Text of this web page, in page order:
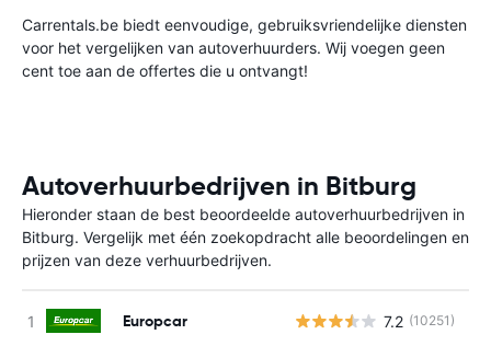
Carrentals.be biedt eenvoudige, gebruiksvriendelijke diensten
voor het vergelijken van autoverhuurders. Wij voegen geen
cent toe aan de offertes die u ontvangt!
Autoverhuurbedrijven in Bitburg
Hieronder staan de best beoordeelde autoverhuurbedrijven in
Bitburg. Vergelijk met één zoekopdracht alle beoordelingen en
prijzen van deze verhuurbedrijven.
Europcar 7.2 (10251)